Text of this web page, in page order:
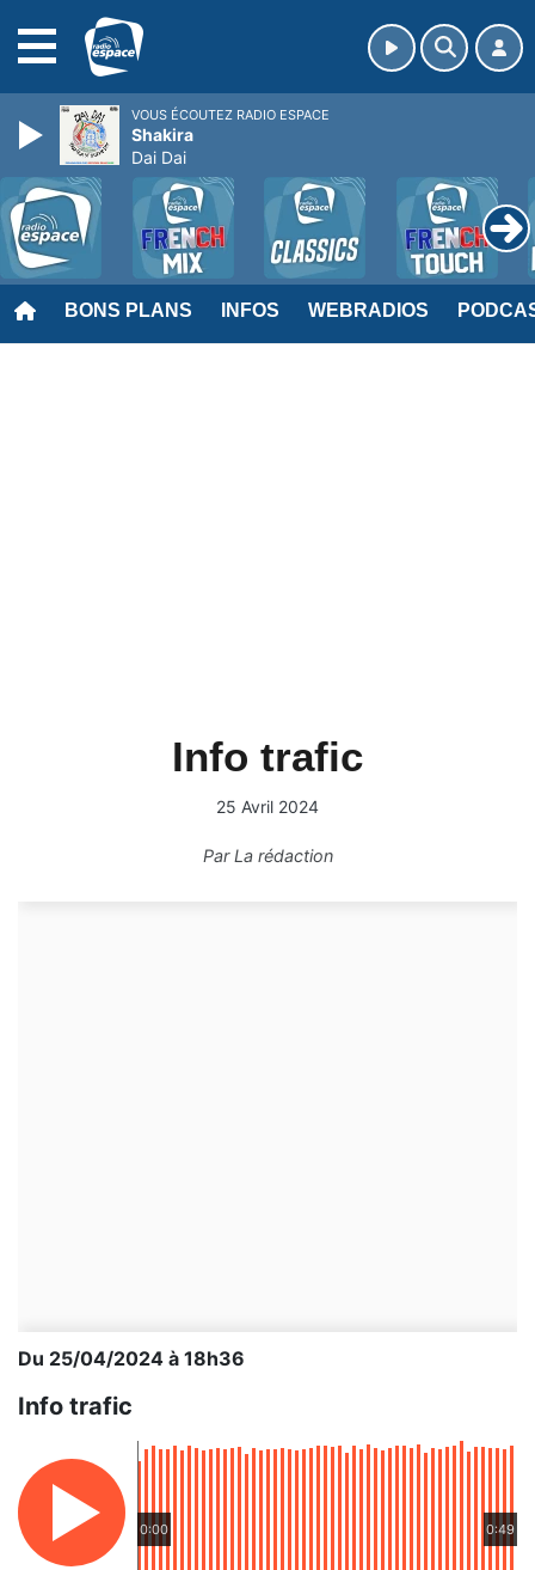
BONS PLANS INFOS WEBRADIOS
Info trafic
25 Avril 2024
ParLa rédaction
Du 25/04/2024 à 18h36
Info trafic
0:00 0:49
VOUS ÉCOUTEZ RADIO ESPACE
Shakira
Dai Dai